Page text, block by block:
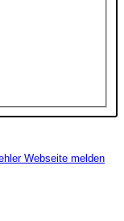
Webseite melden